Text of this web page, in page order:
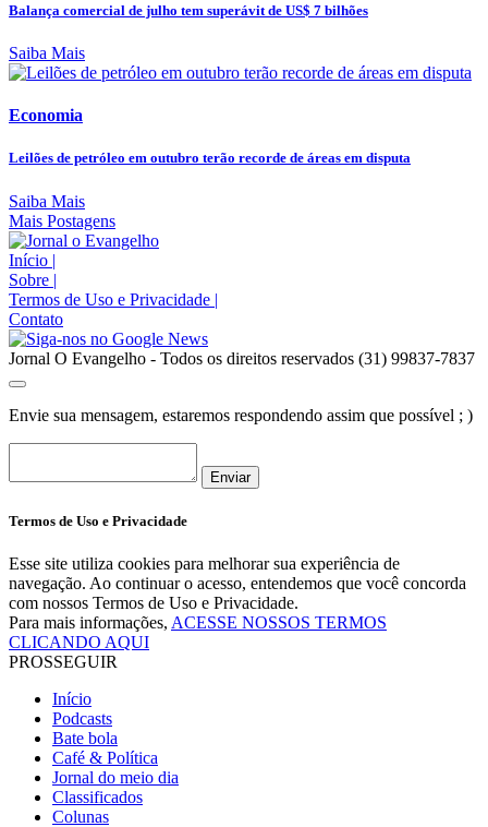
Balança comercial de julho tem superávit de US$ 7 bilhões
Saiba Mais
Economia
Leilões de petróleo em outubro terão recorde de áreas em disputa
Saiba Mais
Mais Postagens
Início |
Sobre |
Termos de Uso e Privacidade |
Contato
Jornal O Evangelho - Todos os direitos reservados (31) 99837-7837
Envie sua mensagem, estaremos respondendo assim que possível ; )
Enviar
Termos de Uso e Privacidade
Esse site utiliza cookies para melhorar sua experiência de
navegação. Ao continuar o acesso, entendemos que você concorda
com nossos Termos de Uso e Privacidade.
Para mais informações, ACESSE NOSSOS TERMOS
CLICANDO AQUI
PROSSEGUIR
Início
Podcasts
Bate bola
Café & Política
Jornal do meio dia
Classificados
Colunas